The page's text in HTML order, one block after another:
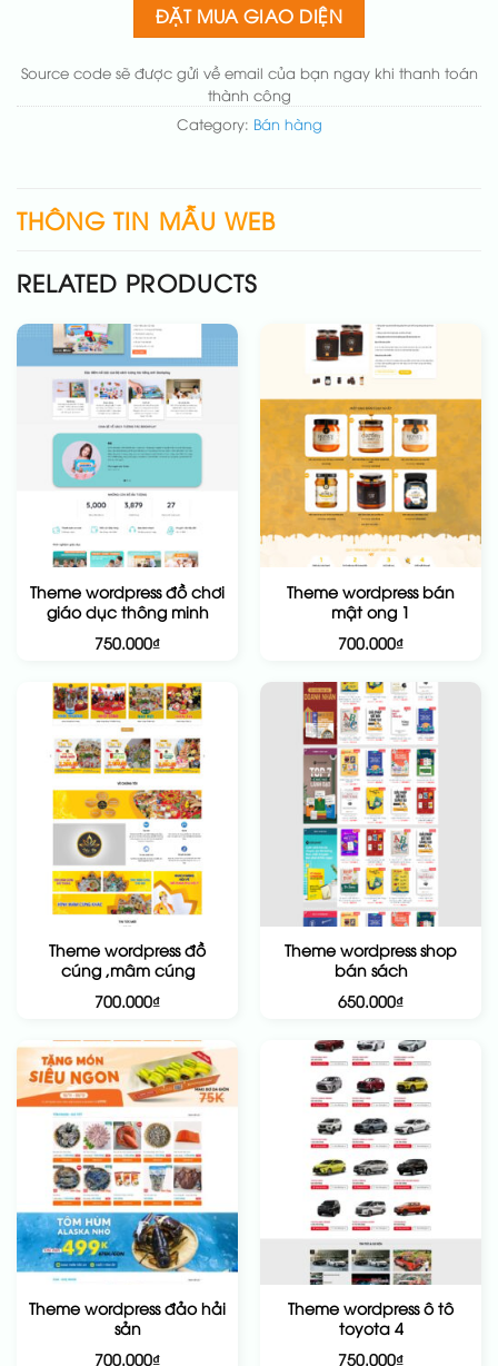
Thay đổi bố cục trang chủ (đơn giản)
Thêm các nút liên hệ nhanh(+50.000₫)
ĐẶT MUA GIAO DIỆN
Source code sẽ được gửi về email của bạn ngay khi thanh toán
thành công
Category: Bán hàng
THÔNG TIN MẪU WEB
RELATED PRODUCTS
Theme wordpress đồ chơi
giáo dục thông minh
750.000₫
Theme wordpress bán
mật ong 1
700.000₫
Theme wordpress đồ
cúng ,mâm cúng
700.000₫
Theme wordpress shop
bán sách
650.000₫
Theme wordpress đảo hải
sản
700.000₫
Theme wordpress ô tô
toyota 4
750.000₫